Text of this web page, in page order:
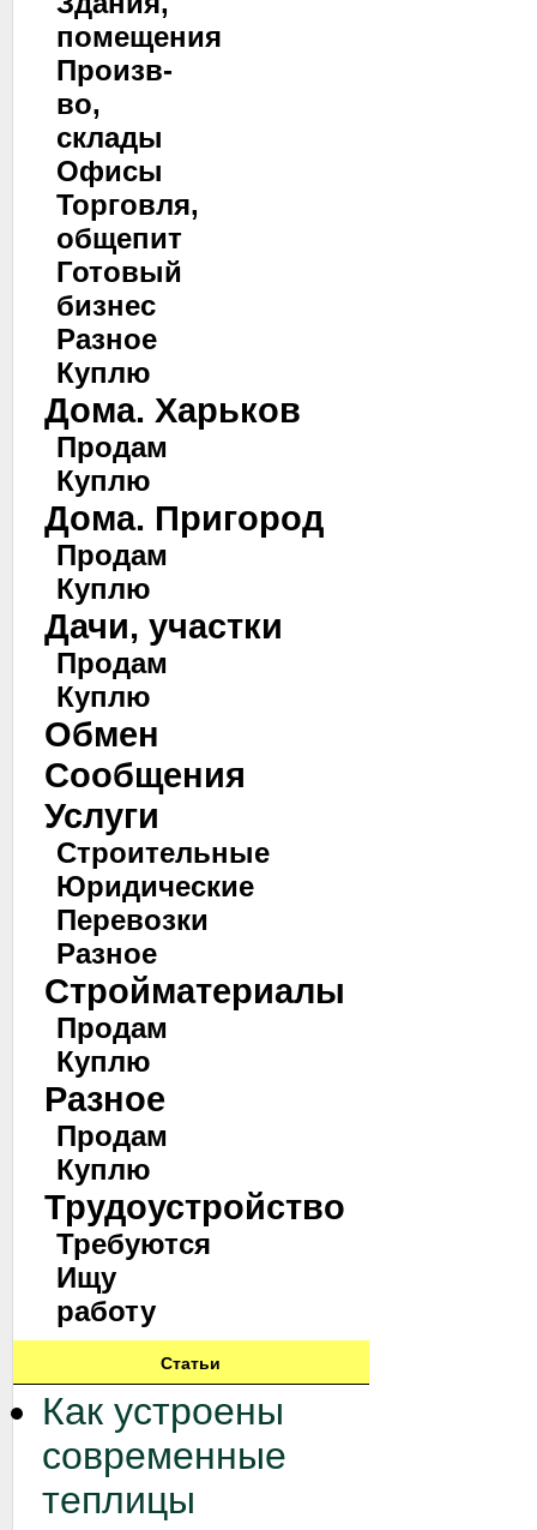
помещения
Произв-
во,
склады
Офисы
Торговля,
общепит
Готовый
бизнес
Разное
Куплю
Дома. Харьков
Продам
Куплю
Дома. Пригород
Продам
Куплю
Дачи, участки
Продам
Куплю
Обмен
Сообщения
Услуги
Строительные
Юридические
Перевозки
Разное
Стройматериалы
Продам
Куплю
Разное
Продам
Куплю
Трудоустройство
Требуются
Ищу
работу
Статьи
Как устроены
современные
теплицы